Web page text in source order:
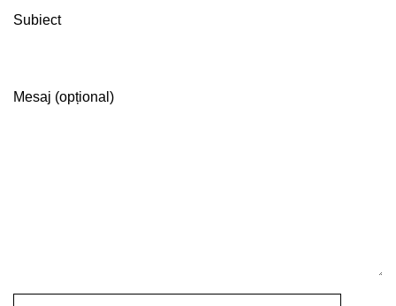
Subiect
Mesaj (opțional)